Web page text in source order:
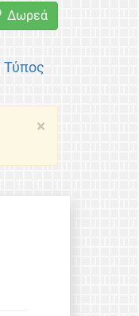
Δωρεά
Τύπος
×